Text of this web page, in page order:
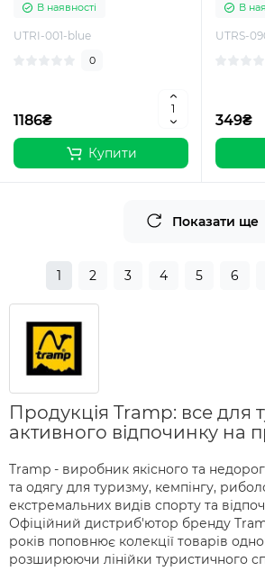
В наявності
UTRI-001-blue
0
1186₴
Купити
В
UTRS-
349₴
Показати ще
1 2 3 4 5 6
Продукція Tramp: все для
активного відпочинку на
Tramp - виробник якісного та
та одягу для туризму, кемпінгу,
екстремальних видів спорту та
Офіційний дистриб'ютор бренду
років поповнює колекції товарів
розширюючи лінійки туристичного